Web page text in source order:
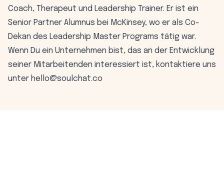
Coach, Therapeut und Leadership Trainer. Er ist ein
Senior Partner Alumnus bei McKinsey, wo er als Co-
Dekan des Leadership Master Programs tätig war.
Wenn Du ein Unternehmen bist, das an der Entwicklung
seiner Mitarbeitenden interessiert ist, kontaktiere uns
unter hello@soulchat.co